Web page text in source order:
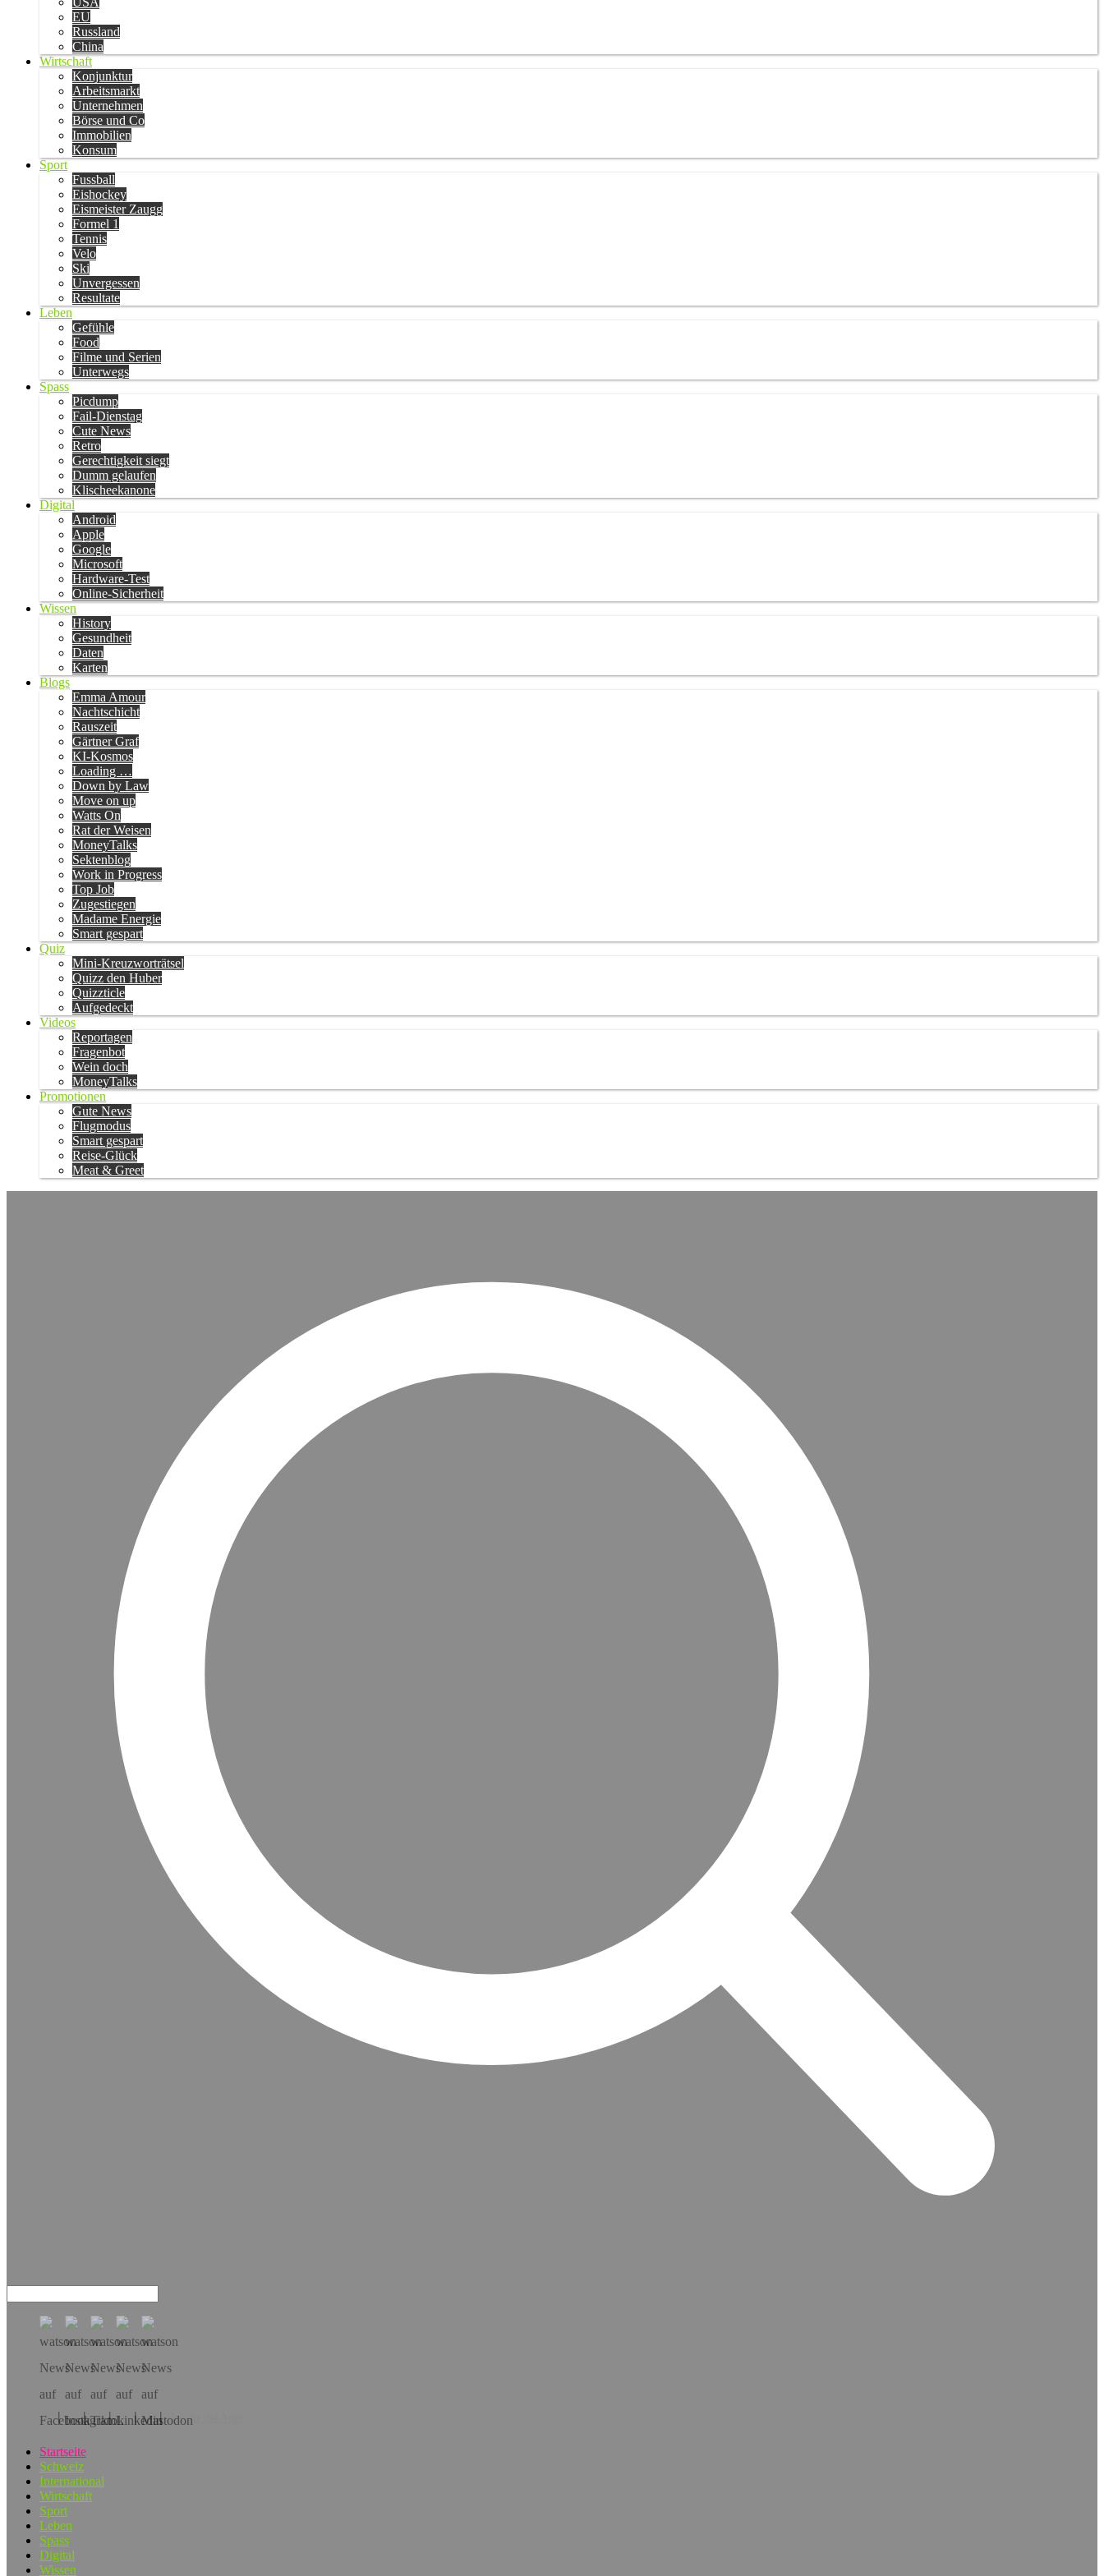
EU
Russland
China
Wirtschaft
Konjunktur
Arbeitsmarkt
Unternehmen
Börse und Co
Immobilien
Konsum
Sport
Fussball
Eishockey
Eismeister Zaugg
Formel 1
Tennis
Velo
Ski
Unvergessen
Resultate
Leben
Gefühle
Food
Filme und Serien
Unterwegs
Spass
Picdump
Fail-Dienstag
Cute News
Retro
Gerechtigkeit siegt
Dumm gelaufen
Klischeekanone
Digital
Android
Apple
Google
Microsoft
Hardware-Test
Online-Sicherheit
Wissen
History
Gesundheit
Daten
Karten
Blogs
Emma Amour
Nachtschicht
Rauszeit
Gärtner Graf
KI-Kosmos
Loading …
Down by Law
Move on up
Watts On
Rat der Weisen
MoneyTalks
Sektenblog
Work in Progress
Top Job
Zugestiegen
Madame Energie
Smart gespart
Quiz
Mini-Kreuzworträtsel
Quizz den Huber
Quizzticle
Aufgedeckt
Videos
Reportagen
Fragenbot
Wein doch
MoneyTalks
Promotionen
Gute News
Flugmodus
Smart gespart
Reise-Glück
Meat & Greet
Hol dir die App!
Startseite
Schweiz
International
Wirtschaft
Sport
Leben
Spass
Digital
Wissen